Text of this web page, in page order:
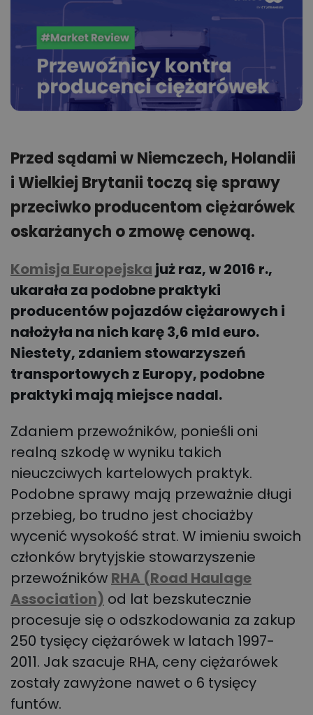
Przed sądami w Niemczech, Holandii
i Wielkiej Brytanii toczą się sprawy
przeciwko producentom ciężarówek
oskarżanych o zmowę cenową.
Komisja Europejska już raz, w 2016 r.,
ukarała za podobne praktyki
producentów pojazdów ciężarowych i
nałożyła na nich karę 3,6 mld euro.
Niestety, zdaniem stowarzyszeń
transportowych z Europy, podobne
praktyki mają miejsce nadal.
Zdaniem przewoźników, ponieśli oni
realną szkodę w wyniku takich
nieuczciwych kartelowych praktyk.
Podobne sprawy mają przeważnie długi
przebieg, bo trudno jest chociażby
wycenić wysokość strat. W imieniu swoich
członków brytyjskie stowarzyszenie
przewoźników RHA (Road Haulage
Association) od lat bezskutecznie
procesuje się o odszkodowania za zakup
250 tysięcy ciężarówek w latach 1997-
2011. Jak szacuje RHA, ceny ciężarówek
zostały zawyżone nawet o 6 tysięcy
funtów.